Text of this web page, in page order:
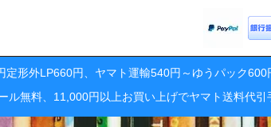
定形外LP660円、ヤマト運輸540円～ゆうパック600
ル無料、11,000円以上お買い上げでヤマト送料代引